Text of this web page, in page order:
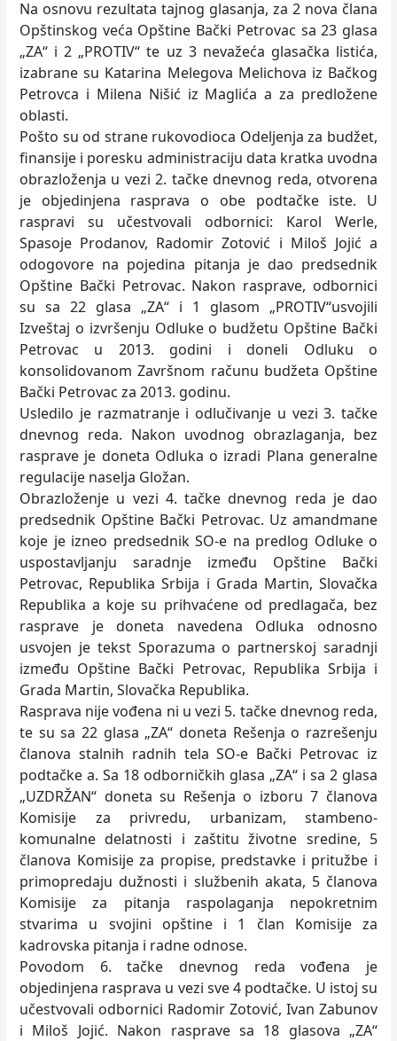
Na osnovu rezultata tajnog glasanja, za 2 nova člana
Opštinskog veća Opštine Bački Petrovac sa 23 glasa
„ZA“ i 2 „PROTIV“ te uz 3 nevažeća glasačka listića,
izabrane su Katarina Melegova Melichova iz Bačkog
Petrovca i Milena Nišić iz Maglića a za predložene
oblasti.
Pošto su od strane rukovodioca Odeljenja za budžet,
finansije i poresku administraciju data kratka uvodna
obrazloženja u vezi 2. tačke dnevnog reda, otvorena
je objedinjena rasprava o obe podtačke iste. U
raspravi su učestvovali odbornici: Karol Werle,
Spasoje Prodanov, Radomir Zotović i Miloš Jojić a
odogovore na pojedina pitanja je dao predsednik
Opštine Bački Petrovac. Nakon rasprave, odbornici
su sa 22 glasa „ZA“ i 1 glasom „PROTIV“usvojili
Izveštaj o izvršenju Odluke o budžetu Opštine Bački
Petrovac u 2013. godini i doneli Odluku o
konsolidovanom Završnom računu budžeta Opštine
Bački Petrovac za 2013. godinu.
Usledilo je razmatranje i odlučivanje u vezi 3. tačke
dnevnog reda. Nakon uvodnog obrazlaganja, bez
rasprave je doneta Odluka o izradi Plana generalne
regulacije naselja Gložan.
Obrazloženje u vezi 4. tačke dnevnog reda je dao
predsednik Opštine Bački Petrovac. Uz amandmane
koje je izneo predsednik SO-e na predlog Odluke o
uspostavljanju saradnje između Opštine Bački
Petrovac, Republika Srbija i Grada Martin, Slovačka
Republika a koje su prihvaćene od predlagača, bez
rasprave je doneta navedena Odluka odnosno
usvojen je tekst Sporazuma o partnerskoj saradnji
između Opštine Bački Petrovac, Republika Srbija i
Grada Martin, Slovačka Republika.
Rasprava nije vođena ni u vezi 5. tačke dnevnog reda,
te su sa 22 glasa „ZA“ doneta Rešenja o razrešenju
članova stalnih radnih tela SO-e Bački Petrovac iz
podtačke a. Sa 18 odborničkih glasa „ZA“ i sa 2 glasa
„UZDRŽAN“ doneta su Rešenja o izboru 7 članova
Komisije za privredu, urbanizam, stambeno-
komunalne delatnosti i zaštitu životne sredine, 5
članova Komisije za propise, predstavke i pritužbe i
primopredaju dužnosti i službenih akata, 5 članova
Komisije za pitanja raspolaganja nepokretnim
stvarima u svojini opštine i 1 član Komisije za
kadrovska pitanja i radne odnose.
Povodom 6. tačke dnevnog reda vođena je
objedinjena rasprava u vezi sve 4 podtačke. U istoj su
učestvovali odbornici Radomir Zotović, Ivan Zabunov
i Miloš Jojić. Nakon rasprave sa 18 glasova „ZA“